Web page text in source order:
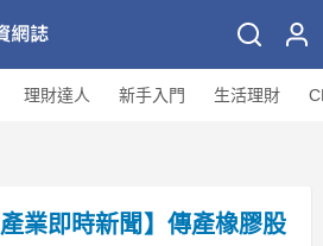
理財達人 新手入門 生活理財
產業即時新聞】傳產橡膠股